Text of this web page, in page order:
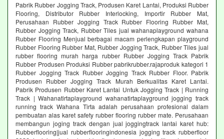
Pabrik Rubber Jogging Track, Produsen Karet Lantai, Produksi Rubber
Flooring, Distributor Rubber Interlocking, Importir Rubber Mat,
Perusahaan Rubber Jogging Track Rubber Flooring Rubber Mat,
Rubber Jogging Track, Rubber Tiles jual wahanaplayground wahana
Rubber Flooring Menjual berbagai macam perlengkapan playground
Rubber Flooring Rubber Mat, Rubber Jogging Track, Rubber Tiles jual
rubber flooring murah harga rubber Rubber Jogging Track Pabrik
Rubber Produsen Produksi Rubber pabrikrubber.rajaproduk kategori 1
Rubber Jogging Track Rubber Jogging Track Rubber Floor. Pabrik
Produsen Rubber Jogging Track Murah Berkualitas Karet Lantai.
Pabrik Produsen Rubber Karet Lantai Untuk Jogging Track | Running
Track | Wahanatirtaplayground wahanatirtaplayground jogging track
running track Wahana Tirta adalah perusahaan profesional dalam
pembuatan alas karet safety rubber flooring rubber mate. Perusahaan
membangun joging track dengan jual joggingtrack lantai karet hub:
Rubberflooring|jual rubberflooringindonesia jogging track rubberfloor